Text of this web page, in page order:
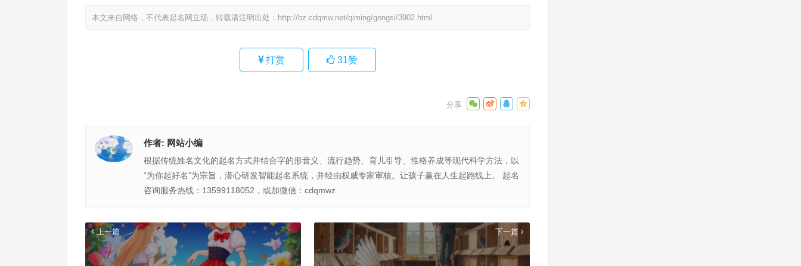
本文来自网络，不代表起名网立场，转载请注明出处： http://bz.cdqmw.net/qiming/gongsi/3902.html
打赏 31赞
作者: 网站小编
根据传统姓名文化的起名方式并结合字的形音义、流行趋势、育儿引导、性格养成等现代科学方法，以
“为你起好名”为宗旨，潜心研发智能起名系统，并经由权威专家审核。让孩子赢在人生起跑线上。 起名
咨询服务热线：13599118052，或加微信：cdqmwz
上一篇 下一篇